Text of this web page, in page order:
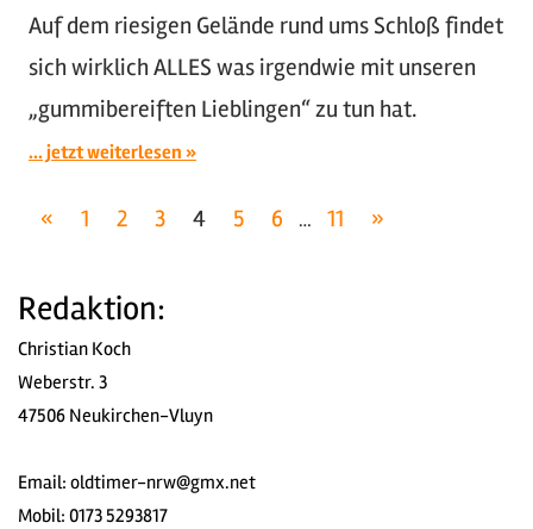
Auf dem riesigen Gelände rund ums Schloß findet
sich wirklich ALLES was irgendwie mit unseren
„gummibereiften Lieblingen“ zu tun hat.
... jetzt weiterlesen
Seitennummerierung
Beiträge
« Vorherige
1 2 3 4 5 6 … 11
Nächste
»
Redaktion:
Christian Koch
Weberstr. 3
47506 Neukirchen-Vluyn
Email: oldtimer-nrw@gmx.net
Mobil: 0173 5293817